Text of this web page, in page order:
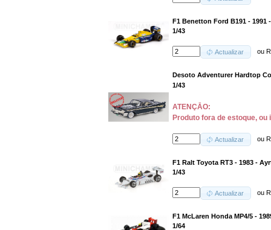
F1 Benetton Ford B191 - 1991
1/43
Actualizar ou
Desoto Adventurer Hardtop
1/43
ATENÇĀO:
Produto fora de estoque, ou
Actualizar ou
F1 Ralt Toyota RT3 - 1983 -
1/43
Actualizar ou
F1 McLaren Honda MP4/5 -
1/64